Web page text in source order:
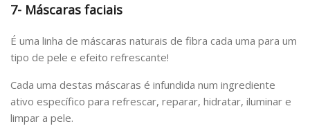
7- Máscaras faciais
É uma linha de máscaras naturais de fibra cada uma para um
tipo de pele e efeito refrescante!
Cada uma destas máscaras é infundida num ingrediente
ativo específico para refrescar, reparar, hidratar, iluminar e
limpar a pele.